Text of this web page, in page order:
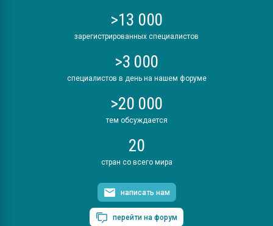
>13 000
зарегистрированных специалистов
>3 000
специалистов в день на нашем форуме
>20 000
тем обсуждается
20
стран со всего мира
написать нам
перейти на форум